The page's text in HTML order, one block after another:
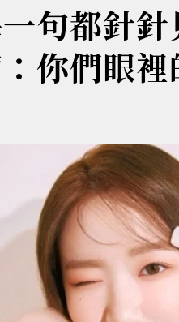
句都針
你們眼